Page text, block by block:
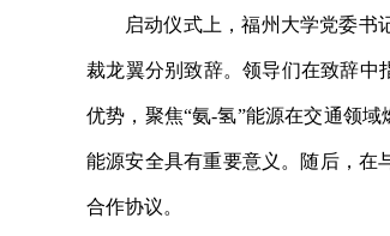
启动仪式上，福州大学党委书
裁龙翼分别致辞。领导们在致辞中
优势，聚焦“氨-氢”能源在交通领
能源安全具有重要意义。随后，在
合作协议。